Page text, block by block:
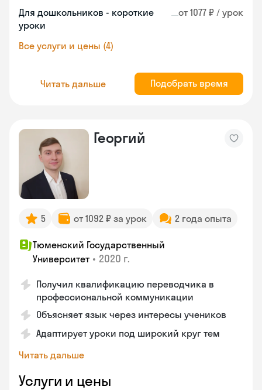
Для дошкольников - короткие
уроки
от 1077 ₽ / урок
Все услуги и цены (4)
Читать дальше Подобрать время
Георгий
5 от 1092 ₽ за урок 2 года опыта
Тюменский Государственный
Университет • 2020 г.
Получил квалификацию переводчика в
профессиональной коммуникации
Объясняет язык через интересы учеников
Адаптирует уроки под широкий круг тем
Читать дальше
Услуги и цены